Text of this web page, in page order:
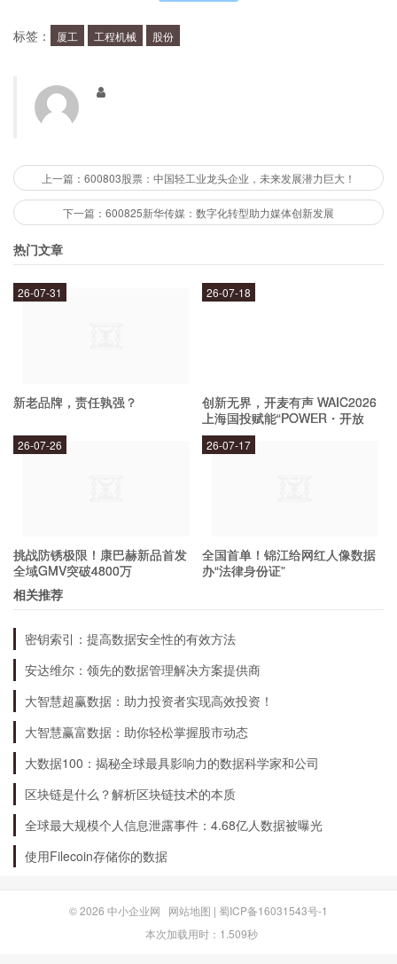
1993-2002年：公司成立初期主要从事机械零部件的加工和
2003-2009年：公司逐步向工程机械制造领域转型，并推出
了自主品牌的挖掘机、装载机等产品。
2010-2015年：公司加大研发投入，推出了多款具有自主知
识产权的技术领先产品，并在国内外市场上实现了快速增
2016-至今：公司持续加强品牌建设和市场拓展，积极参
厦工股份的未来发展趋势主要包括以下几个方面：
份额的提升。
智能化制造：公司将加大对智能制造技术的研发和应用，提
升生产效率和产品质量。
绿色环保：公司将积极响应国家环保政策，加强对环保技术
的研发和应用，推动企业可持续发展。
厦工股份的投资价值如何？
厦工股份作为中国工程机械领域的领军企业，具有
较强的市场竞争力和品牌影响力，未来发展潜力巨
大。同时，在国家加强基础设施建设和“一带一
路”战略的推动下，工程机械行业需求将持续增
长，厦工股份将受益于行业发展和市场需求的提
标签： 厦工 工程机械 股份
上一篇：600803股票：中国轻工业龙头企业，未来发展潜力巨大！
下一篇：600825新华传媒：数字化转型助力媒体创新发展
热门文章
新老品牌，责任孰强？
26-07-31
创新无界，开麦有声 WAIC2026
上海国投赋能“POWER・开放
麦”专场成功举办
26-07-18
挑战防锈极限！康巴赫新品首发
全域GMV突破4800万
26-07-26
全国首单！锦江给网红人像数据
办“法律身份证”
26-07-17
相关推荐
密钥索引：提高数据安全性的有效方法
安达维尔：领先的数据管理解决方案提供商
大智慧超赢数据：助力投资者实现高效投资！
大智慧赢富数据：助你轻松掌握股市动态
大数据100：揭秘全球最具影响力的数据科学家和公司
区块链是什么？解析区块链技术的本质
全球最大规模个人信息泄露事件：4.68亿人数据被曝光
使用Filecoin存储你的数据
© 2026 中小企业网 网站地图 | 蜀ICP备16031543号-1
本次加载用时：1.509秒